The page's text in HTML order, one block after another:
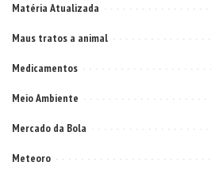
Matéria Atualizada
Maus tratos a animal
Medicamentos
Meio Ambiente
Mercado da Bola
Meteoro